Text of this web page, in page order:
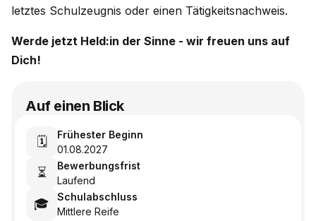
letztes Schulzeugnis oder einen Tätigkeitsnachweis.
Werde jetzt Held:in der Sinne - wir freuen uns auf
Dich!
Auf einen Blick
🗓️
Frühester Beginn
01.08.2027
⏳
Bewerbungsfrist
Laufend
🎓
Schulabschluss
Mittlere Reife